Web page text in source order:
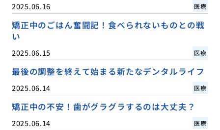
2025.06.16 医療
矯正中のごはん奮闘記！食べられないものとの戦
い
2025.06.15 医療
最後の調整を終えて始まる新たなデンタルライフ
2025.06.14 医療
矯正中の不安！歯がグラグラするのは大丈夫？
2025.06.14 医療